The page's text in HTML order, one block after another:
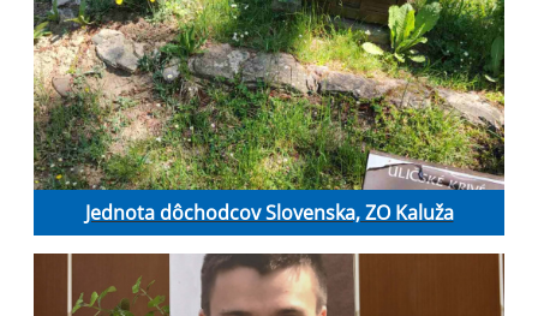
Jednota dôchodcov Slovenska, ZO Kaluža